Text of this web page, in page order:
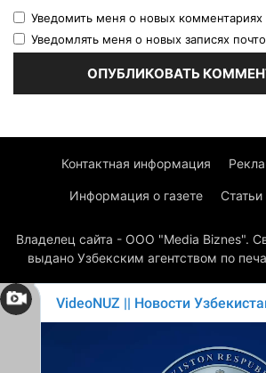
Уведомить меня о новых комментариях
Уведомлять меня о новых записях
Контактная информация
Информация о газете
Владелец сайта - ООО "Media Biznes".
выдано Узбекским агентством по